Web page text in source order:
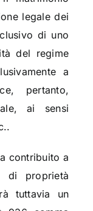
legale dei
di uno
del regime
a
pertanto,
ai sensi
contribuito a
di proprietà
tuttavia un